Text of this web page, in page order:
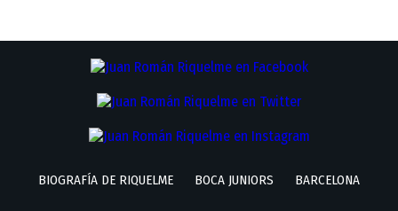
BIOGRAFÍA DE RIQUELME BOCA JUNIORS BARCELONA